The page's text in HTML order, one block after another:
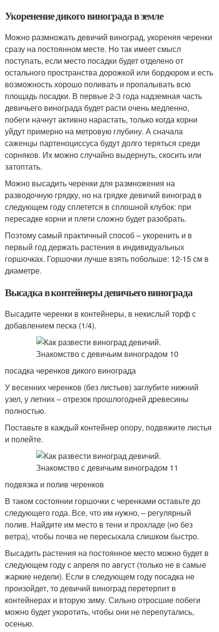
Укоренение дикого винограда в земле
Можно размножать девичий виноград, укореняя черенки
сразу на постоянном месте. Но так имеет смысл
поступать, если место посадки будет отделено от
остального пространства дорожкой или бордюром и есть
возможность хорошо поливать и пропалывать всю
площадь посадки. В первые 2-3 года надземная часть
девичьего винограда будет расти очень медленно,
побеги начнут активно нарастать, только когда корни
уйдут примерно на метровую глубину. А сначала
саженцы партеноциссуса будут долго теряться среди
сорняков. Их можно случайно выдернуть, скосить или
затоптать.
Можно высадить черенки для размножения на
разводочную грядку, но на грядке девичий виноград в
следующем году сплетется в сплошной клубок: при
пересадке корни и плети сложно будет разобрать.
Поэтому самый практичный способ – укоренить и в
первый год держать растения в индивидуальных
горшочках. Горшочки лучше взять побольше: 12-15 см в
диаметре.
Высадка в контейнеры девичьего винограда
Высадите черенки в контейнеры, в некислый торф с
добавлением песка (1/4).
посадка черенков дикого винограда
У весенних черенков (без листьев) заглубите нижний
узел, у летних – отрезок прошлогодней древесины
полностью.
Поставьте в каждый контейнер опору, подвяжите листья
и полейте.
подвязка и полив черенков
В таком состоянии горшочки с черенками оставьте до
следующего года. Все, что им нужно, – регулярный
полив. Найдите им место в тени и прохладе (но без
ветра), чтобы почва не пересыхала слишком быстро.
Высадить растения на постоянное место можно будет в
следующем году с апреля по август (только не в самые
жаркие недели). Если в следующем году посадка не
произойдет, то девичий виноград перетерпит в
контейнерах и вторую зиму. Сильно отросшие побеги
можно будет укоротить, чтобы они не перепутались,
осенью.